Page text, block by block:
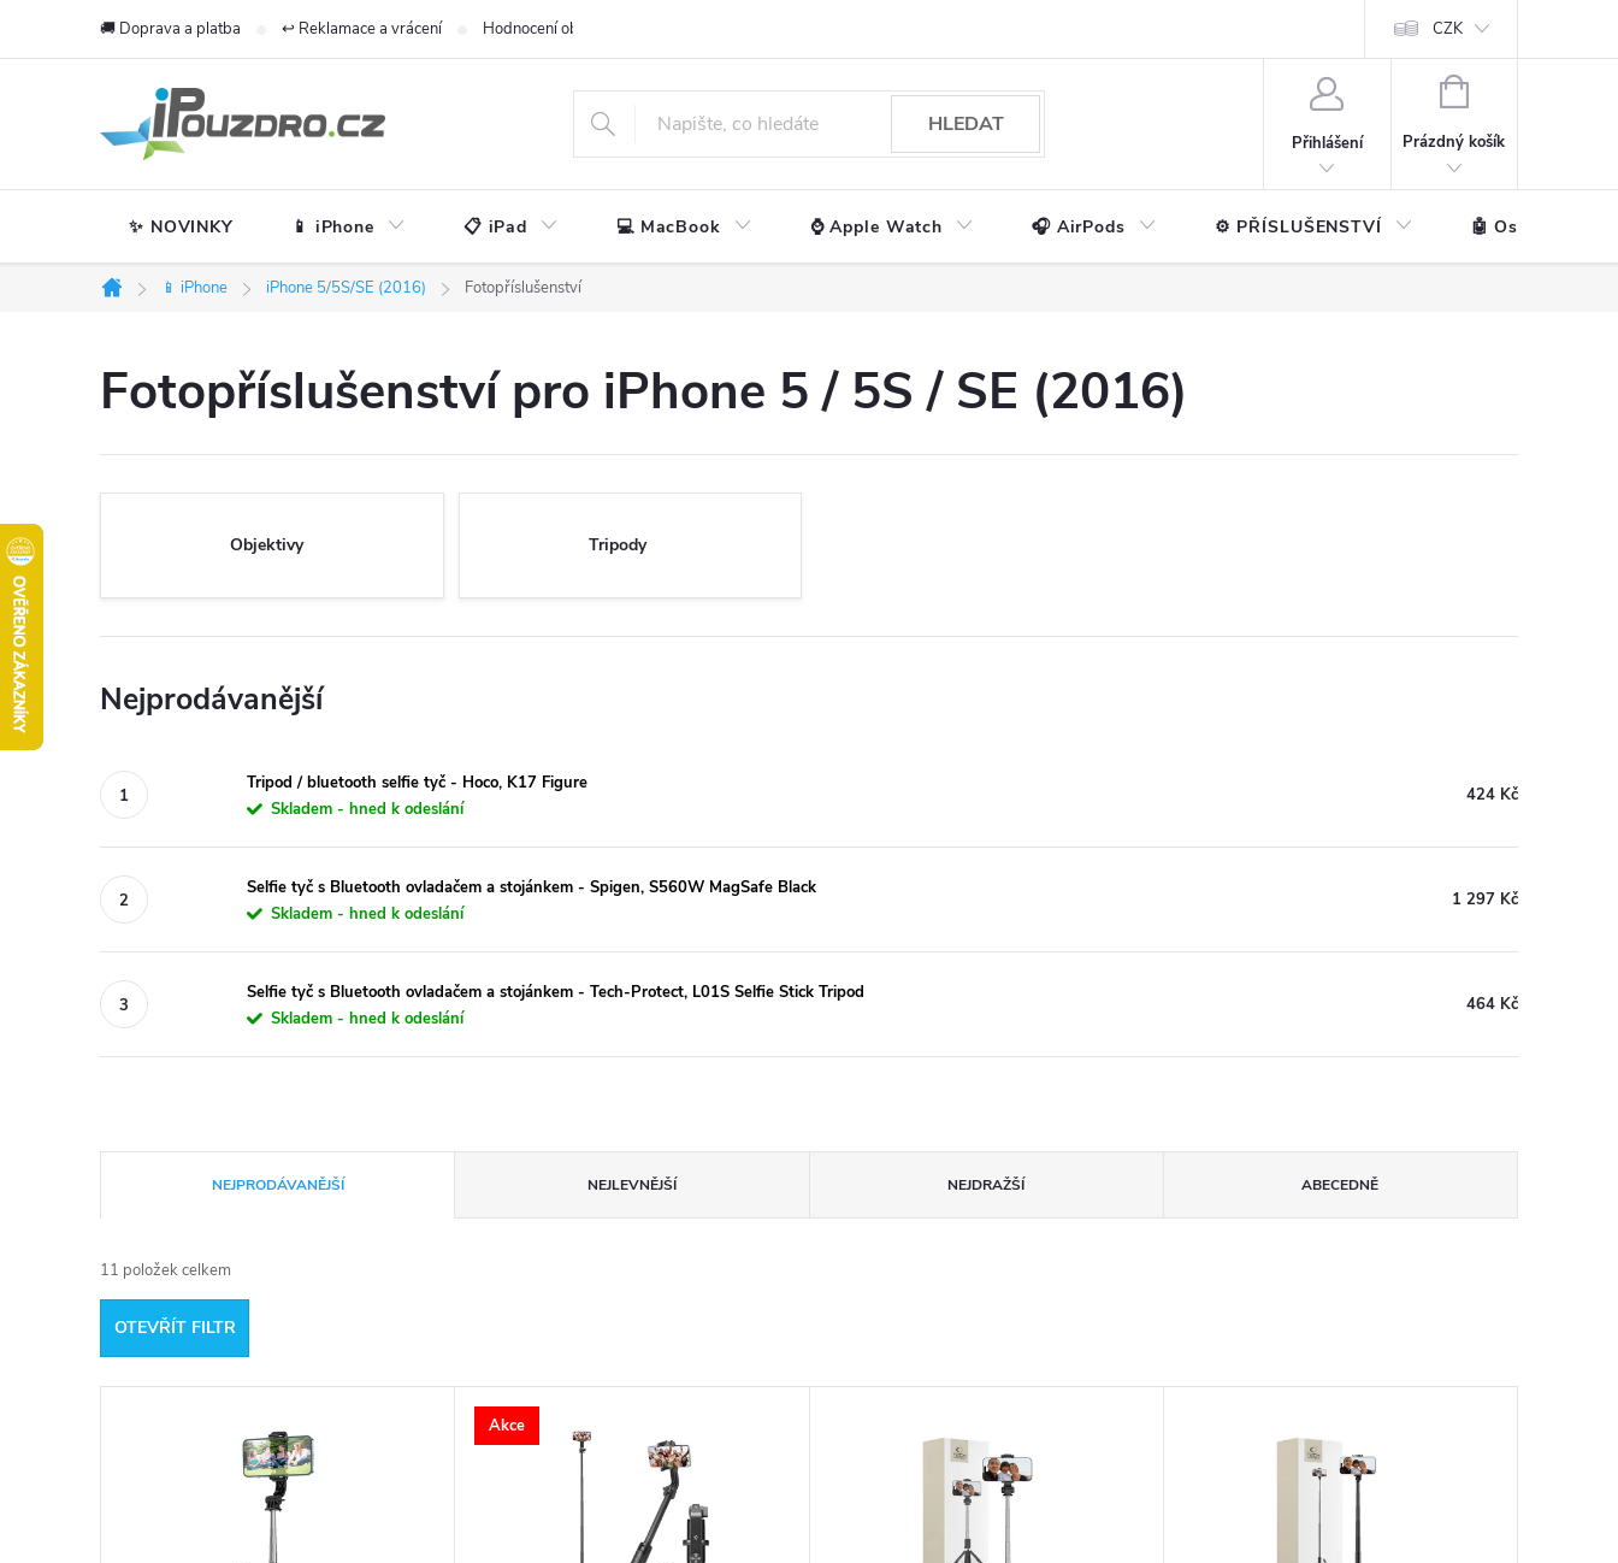
🚚 Doprava a platba ↩️ Reklamace a vrácení Hodnocení obchodu CZK
HLEDAT
Přihlášení
NÁKUPNÍ
Prázdný košík
✨ NOVINKY 📱 iPhone 📋 iPad 💻 MacBook ⌚ Apple Watch 🎧 AirPods ⚙️ PŘÍSLUŠENSTVÍ 🤖 Ostatní
Domů
📱 iPhone iPhone 5/5S/SE (2016) Fotopříslušenství
Fotopříslušenství pro iPhone 5 / 5S / SE (2016)
Objektivy Tripody
Nejprodávanější
Tripod / bluetooth selfie tyč - Hoco, K17 Figure
Skladem - hned k odeslání
424 Kč
Selfie tyč s Bluetooth ovladačem a stojánkem - Spigen, S560W MagSafe Black
Skladem - hned k odeslání
1 297 Kč
Selfie tyč s Bluetooth ovladačem a stojánkem - Tech-Protect, L01S Selfie Stick Tripod
Skladem - hned k odeslání
464 Kč
a
z
e
NEJPRODÁVANĚJŠÍ NEJLEVNĚJŠÍ NEJDRAŽŠÍ ABECEDNĚ
11 položek celkem
OTEVŘÍT FILTR
Akce